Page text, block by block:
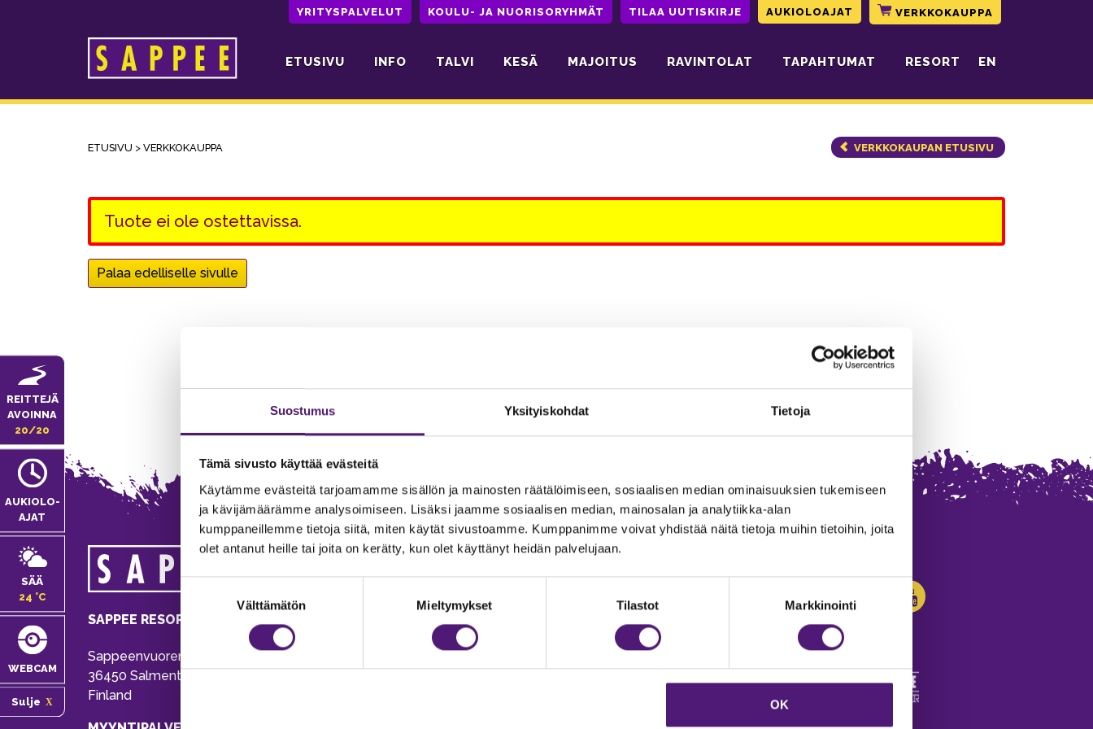
Suostumus Yksityiskohdat Tietoja
Tämä sivusto käyttää evästeitä
Käytämme evästeitä tarjoamamme sisällön ja mainosten räätälöimiseen, sosiaalisen median ominaisuuksien tukemiseen
ja kävijämäärämme analysoimiseen. Lisäksi jaamme sosiaalisen median, mainosalan ja analytiikka-alan
kumppaneillemme tietoja siitä, miten käytät sivustoamme. Kumppanimme voivat yhdistää näitä tietoja muihin tietoihin, joita
olet antanut heille tai joita on kerätty, kun olet käyttänyt heidän palvelujaan.
Välttämätön Mieltymykset Tilastot Markkinointi
OK
YRITYSPALVELUT KOULU- JA NUORISORYHMÄT TILAA UUTISKIRJE AUKIOLOAJAT VERKKOKAUPPA
Päävalikko ETUSIVU INFO TALVI KESÄ MAJOITUS RAVINTOLAT TAPAHTUMAT RESORT EN
REITTEJÄ
AVOINNA
20/20
AUKIOLO­
AJAT
SÄÄ
24 °C
WEBCAM
Sulje
ETUSIVU > VERKKOKAUPPA VERKKOKAUPAN ETUSIVU
Tuote ei ole ostettavissa.
Palaa edelliselle sivulle
SAPPEE RESORT
Sappeenvuorentie 200
36450 Salmentaka, Pälkäne
Finland
MAJOITUS
020 755 9975
majoitus@sappee.fi
Vastuullisuus
Avoimet työpaikat
Anna palautetta
Evästeasetukset